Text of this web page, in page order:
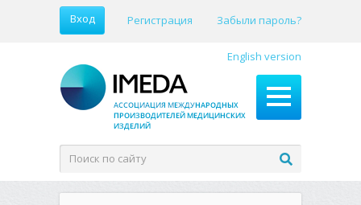
Вход Регистрация Забыли пароль?
English version